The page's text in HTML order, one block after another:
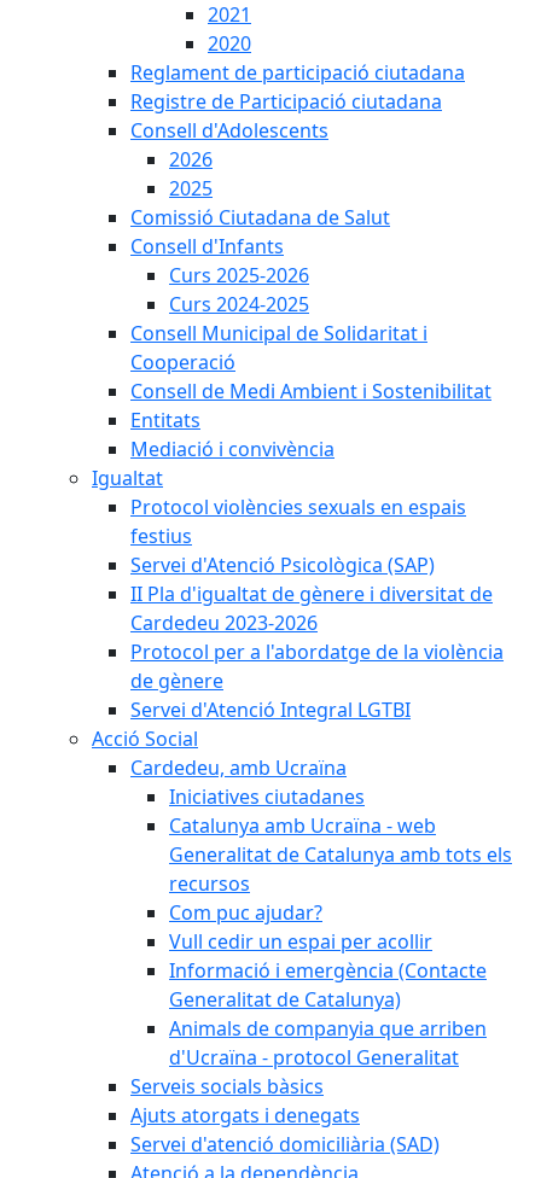
2021
2020
Reglament de participació ciutadana
Registre de Participació ciutadana
Consell d'Adolescents
2026
2025
Comissió Ciutadana de Salut
Consell d'Infants
Curs 2025-2026
Curs 2024-2025
Consell Municipal de Solidaritat i
Cooperació
Consell de Medi Ambient i Sostenibilitat
Entitats
Mediació i convivència
Igualtat
Protocol violències sexuals en espais
festius
Servei d'Atenció Psicològica (SAP)
II Pla d'igualtat de gènere i diversitat de
Cardedeu 2023-2026
Protocol per a l'abordatge de la violència
de gènere
Servei d'Atenció Integral LGTBI
Acció Social
Cardedeu, amb Ucraïna
Iniciatives ciutadanes
Catalunya amb Ucraïna - web
Generalitat de Catalunya amb tots els
recursos
Com puc ajudar?
Vull cedir un espai per acollir
Informació i emergència (Contacte
Generalitat de Catalunya)
Animals de companyia que arriben
d'Ucraïna - protocol Generalitat
Serveis socials bàsics
Ajuts atorgats i denegats
Servei d'atenció domiciliària (SAD)